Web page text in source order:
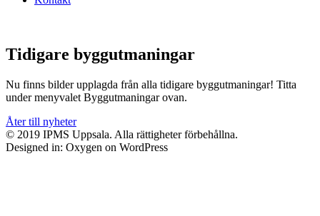
Tidigare byggutmaningar
Nu finns bilder upplagda från alla tidigare byggutmaningar! Titta
under menyvalet Byggutmaningar ovan.
Åter till nyheter
© 2019 IPMS Uppsala. Alla rättigheter förbehållna.
Designed in: Oxygen on WordPress